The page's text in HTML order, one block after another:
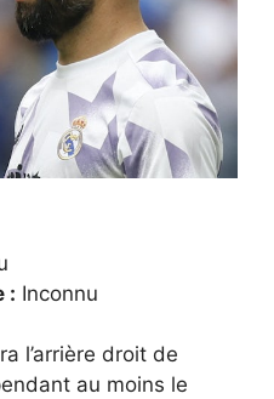
: Inconnu
l’arrière droit de
au moins le